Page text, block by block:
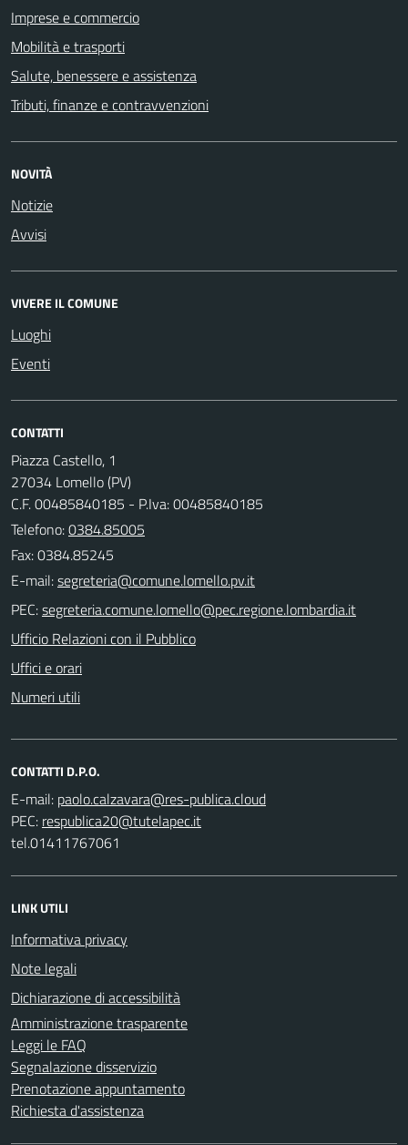
Imprese e commercio
Mobilità e trasporti
Salute, benessere e assistenza
Tributi, finanze e contravvenzioni
NOVITÀ
Notizie
Avvisi
VIVERE IL COMUNE
Luoghi
Eventi
CONTATTI
Piazza Castello, 1
27034 Lomello (PV)
C.F. 00485840185 - P.Iva: 00485840185
Telefono:0384.85005
Fax: 0384.85245
E-mail:
PEC:
Ufficio Relazioni con il Pubblico
Uffici e orari
Numeri utili
CONTATTI D.P.O.
E-mail:
PEC:
tel.01411767061
LINK UTILI
Informativa privacy
Note legali
Dichiarazione di accessibilità
Amministrazione trasparente
Leggi le FAQ
Segnalazione disservizio
Prenotazione appuntamento
Richiesta d'assistenza